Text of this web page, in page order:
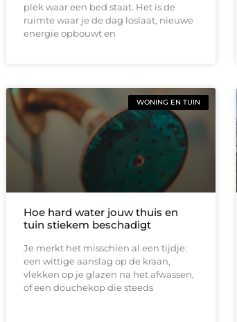
plek waar een bed staat. Het is de
ruimte waar je de dag loslaat, nieuwe
energie opbouwt en
WONING EN TUIN
Hoe hard water jouw thuis en
tuin stiekem beschadigt
Je merkt het misschien al een tijdje:
een wittige aanslag op de kraan,
vlekken op je glazen na het afwassen,
of een douchekop die steeds